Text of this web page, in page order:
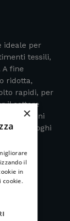
ideale per
tessili,
fine
ridotta,
rapidi, per
il settore
dimensioni
in luoghi
le file di
sale
×
il
in
cookie.